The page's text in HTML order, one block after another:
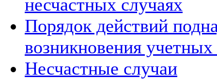
несчастных случаях
Порядок действий
возникновения
Несчастные случаи